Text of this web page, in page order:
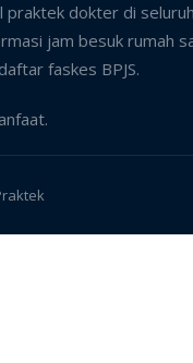
praktek dokter di seluruh
jam besuk rumah
faskes BPJS.